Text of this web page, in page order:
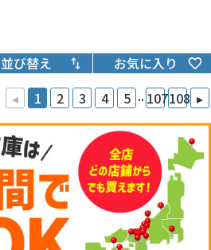
並び替え お気に入り
◂ 1 2 3 4 5 .. 107108 ▸